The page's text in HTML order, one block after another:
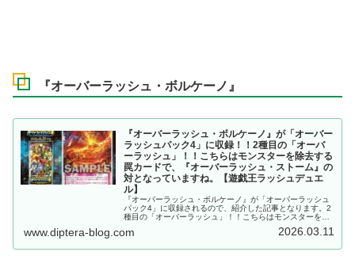
『オーバーラッシュ・ボルケーノ』
『オーバーラッシュ・ボルケーノ』が「オーバー
ラッシュパック4」に収録！！2種目の「オーバ
ーラッシュ」！！こちらはモンスターを除去する
罠カードで、『オーバーラッシュ・ストーム』の
対となっていますね。【遊戯王ラッシュデュエ
ル】
『オーバーラッシュ・ボルケーノ』が「オーバーラッシュ
パック4」に収録されるので、紹介した記事となります。2
種目の「オーバーラッシュ」！！こちらはモンスターを除
となっていますね。【遊戯王ラッシュデュエル】
www.diptera-blog.com 2026.03.11